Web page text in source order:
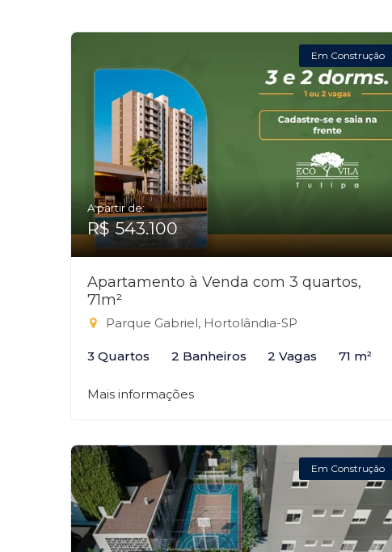
Em Construção
A partir de:
R$ 543.100
Apartamento à Venda com 3 quartos,
71m²
Parque Gabriel, Hortolândia-SP
3 Quartos 2 Banheiros 2 Vagas 71 m²
Mais informações
Em Construção